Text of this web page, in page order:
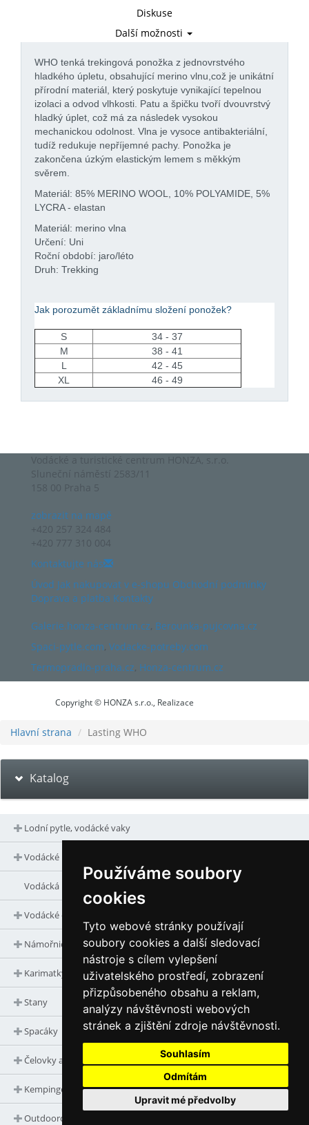
Používáme soubory
cookies
Tyto webové stránky používají
soubory cookies a další sledovací
nástroje s cílem vylepšení
uživatelského prostředí, zobrazení
přizpůsobeného obsahu a reklam,
analýzy návštěvnosti webových
stránek a zjištění zdroje návštěvnosti.
Souhlasím
Odmítám
Upravit mé předvolby
Diskuse
Další možnosti
WHO tenká trekingová ponožka z jednovrstvého
hladkého úpletu, obsahující merino vlnu,což je unikátní
přírodní materiál, který poskytuje vynikající tepelnou
izolaci a odvod vlhkosti. Patu a špičku tvoří dvouvrstvý
hladký úplet, což má za následek vysokou
mechanickou odolnost. Vlna je vysoce antibakteriální,
tudíž redukuje nepříjemné pachy. Ponožka je
zakončena úzkým elastickým lemem s měkkým
svěrem.
Materiál: 85% MERINO WOOL, 10% POLYAMIDE, 5%
LYCRA - elastan
Materiál: merino vlna
Určení: Uni
Roční období: jaro/léto
Druh: Trekking
Jak porozumět základnímu složení ponožek?
S
34 - 37
M
38 - 41
L
42 - 45
XL
46 - 49
Cincinnati Bengals jerseys Cleveland Browns jerseys
Cowboys jerseys
Denver Broncos jerseys
Green Bay Packers jerseys
Vodácké a turistické centrum HONZA, s.r.o.
Sluneční náměstí 2583/11
158 00 Praha 5
zobrazit na mapě
+420 257 324 484
+420 777 310 004
Kontaktujte nás
Úvod Jak nakupovat v e-shopu Obchodní podmínky
Doprava a platba Kontakty
Galerie.honza-centrum.cz Berounka-pujcovna.cz
Spaci-pytle.com Vodacke-potreby.com
Termopradlo-praha.cz Honza-centrum.cz
Copyright © HONZA s.r.o., Realizace
Hlavní strana Lasting WHO
Katalog
Lodní pytle, vodácké vaky
Vodácké potřeby
Vodácká literatura
Vodácké oblečení
Námořnická trika a doplňky
Karimatky
Stany
Spacáky
Čelovky a svítilny
Kempingové vařiče, nádobí, termosky
Outdoorové vybavení a doplňky